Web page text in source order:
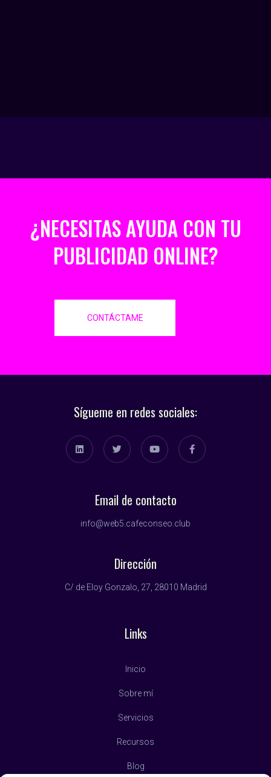
¿NECESITAS AYUDA CON TU
PUBLICIDAD ONLINE?
CONTÁCTAME
Sígueme en redes sociales:
Email de contacto
info@web5.cafeconseo.club
Dirección
C/ de Eloy Gonzalo, 27, 28010 Madrid
Links
Inicio
Sobre mí
Servicios
Recursos
Blog